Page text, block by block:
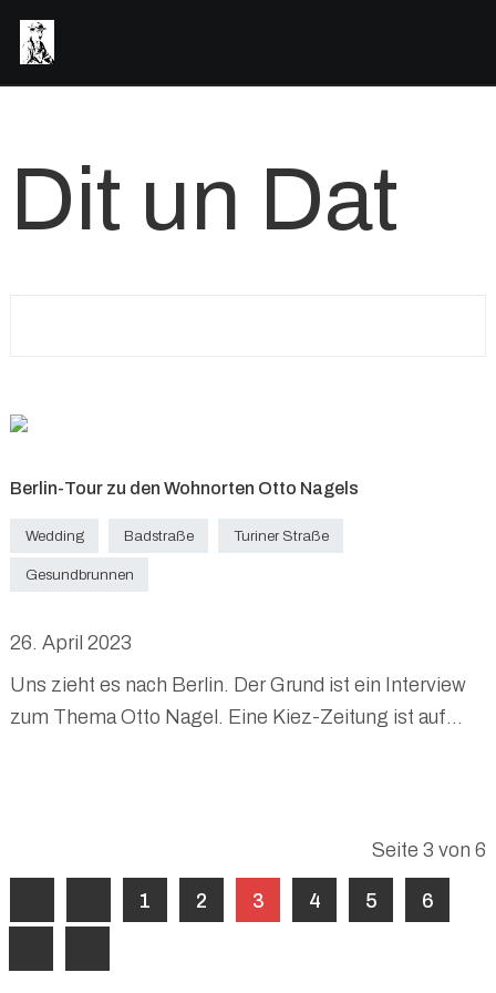
Dit un Dat
Berlin-Tour zu den Wohnorten Otto Nagels
Wedding Badstraße Turiner Straße
Gesundbrunnen
26. April 2023
Uns zieht es nach Berlin. Der Grund ist ein Interview
zum Thema Otto Nagel. Eine Kiez-Zeitung ist auf
Wir wurden am Hauptbahnhof abgeholt. zuerst
besuchten wir das Geburtshaus Otto Nagels in der
Reineckendorfer Straße 67. Dort ist eine Gedenktafel
wir für ein Foto im Mitte-Museum Pankstraße vorbei.
Seite 3 von 6
1 2 3 4 5 6